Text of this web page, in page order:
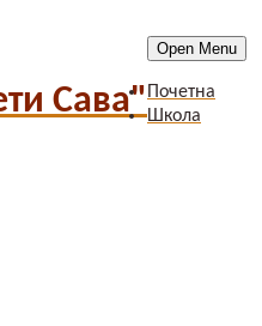
Open Menu
Почетна
Школа